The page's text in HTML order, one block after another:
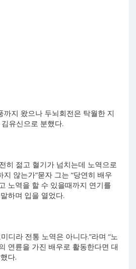
까지 왔으나 두뇌회전은 탁월한 지
김유신으로 분했다.
히 젊고 혈기가 넘치는데 노역으로
않는가”묻자 그는 “당연히 배우
노역을 할 수 있을때까지 연기를
하며 입을 열었다.
디라 전통 노역은 아니다.”라며 “노
연륜을 가진 배우로 활동한다면 대
다.